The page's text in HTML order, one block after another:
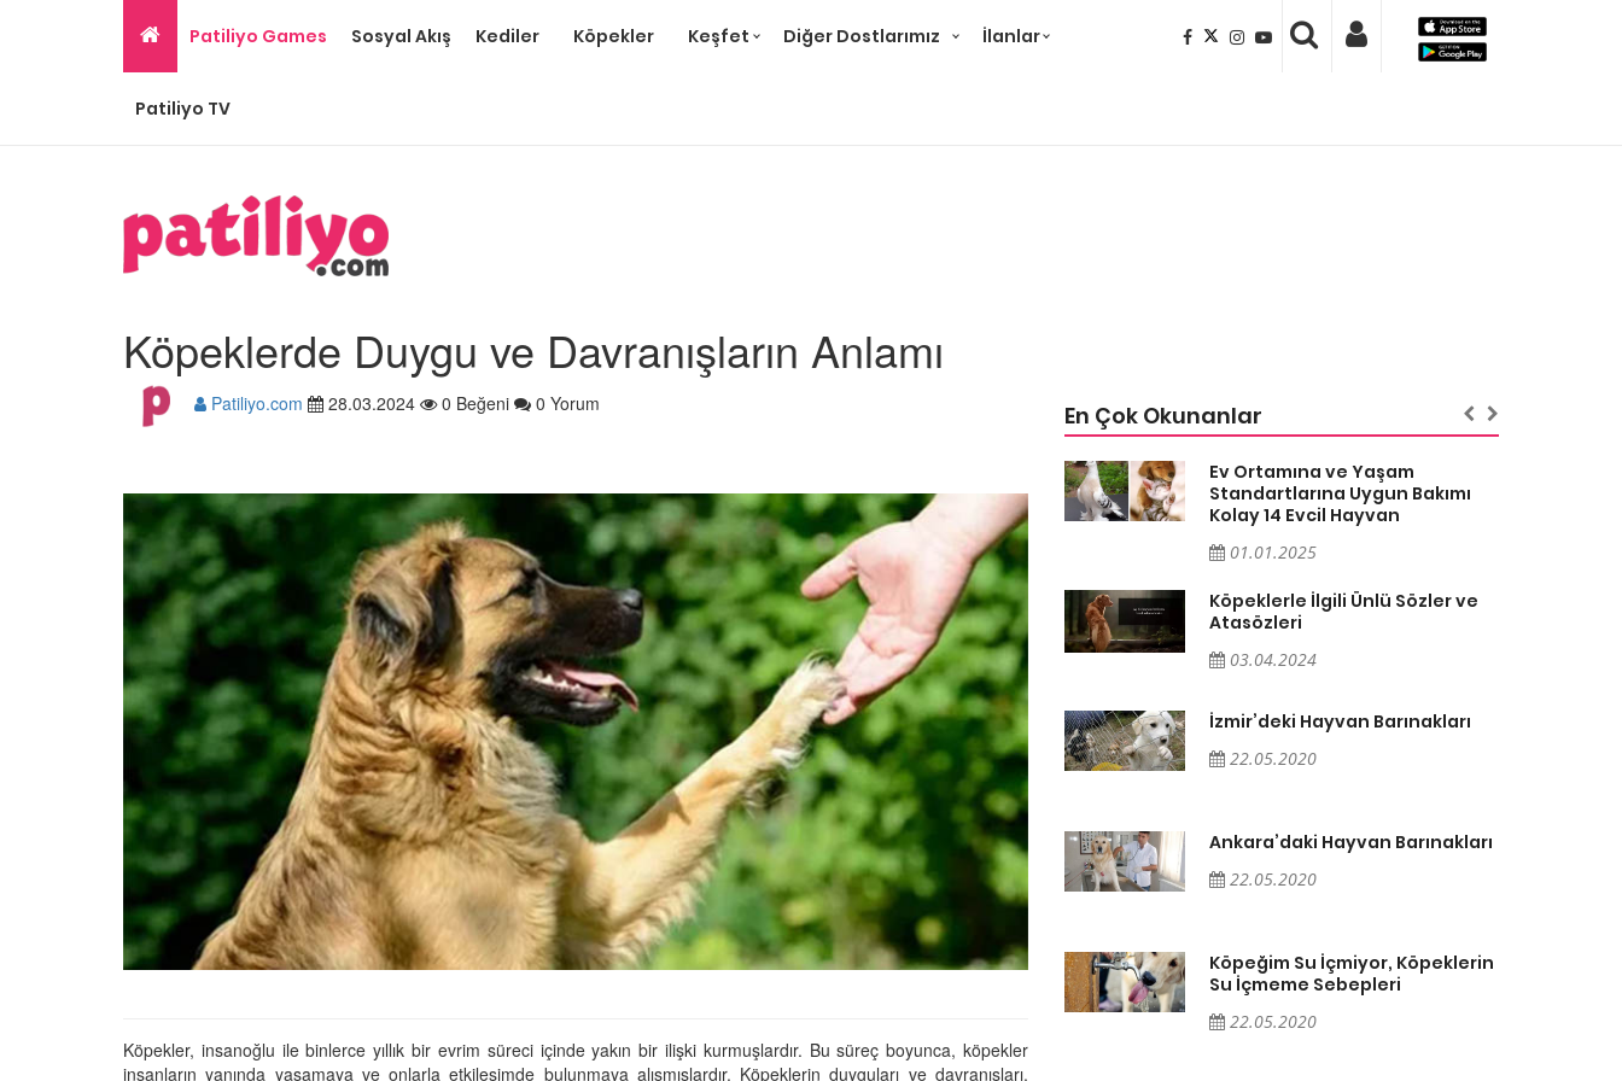
Patiliyo Games Sosyal Akış Kediler Köpekler Keşfet Diğer Dostlarımız İlanlar
Patiliyo TV
Köpeklerde Duygu ve Davranışların Anlamı
Patiliyo.com 28.03.2024 0 Beğeni 0 Yorum
Köpekler, insanoğlu ile binlerce yıllık bir evrim süreci içinde yakın bir ilişki kurmuşlardır. Bu süreç boyunca, köpekler
insanların yanında yaşamaya ve onlarla etkileşimde bulunmaya alışmışlardır. Köpeklerin duyguları ve davranışları,
En Çok Okunanlar
Standartlarına Uygun Bakımı
Kolay 14 Evcil Hayvan
01.01.2025
Köpeklerle İlgili Ünlü Sözler ve
Atasözleri
03.04.2024
İzmir’deki Hayvan Barınakları
22.05.2020
Ankara’daki Hayvan Barınakları
22.05.2020
Köpeğim Su İçmiyor, Köpeklerin
Standartlarına Uygun Bakımı
Kolay 14 Evcil Hayvan
01.01.2025
Köpeklerle İlgili Ünlü Sözler ve
Atasözleri
03.04.2024
İzmir’deki Hayvan Barınakları
22.05.2020
Ankara’daki Hayvan Barınakları
22.05.2020
Köpeğim Su İçmiyor, Köpeklerin
Ev Ortamına ve Yaşam
Standartlarına Uygun Bakımı
Kolay 14 Evcil Hayvan
01.01.2025
Köpeklerle İlgili Ünlü Sözler ve
Atasözleri
03.04.2024
İzmir’deki Hayvan Barınakları
22.05.2020
Ankara’daki Hayvan Barınakları
22.05.2020
Köpeğim Su İçmiyor, Köpeklerin
Su İçmeme Sebepleri
22.05.2020